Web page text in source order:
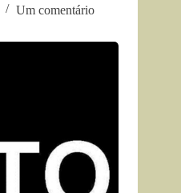
Um comentário